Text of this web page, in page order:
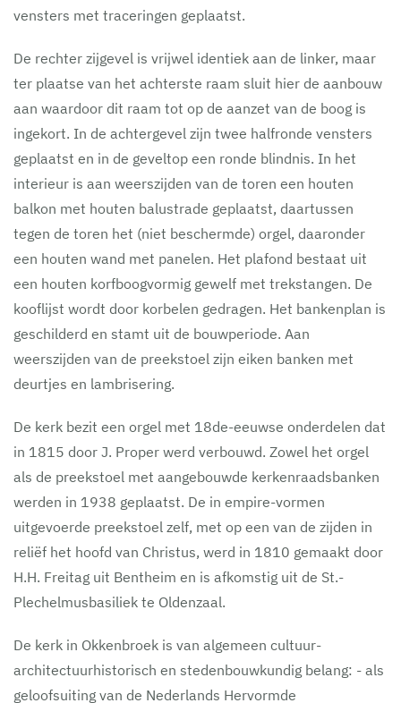
vensters met traceringen geplaatst.
De rechter zijgevel is vrijwel identiek aan de linker, maar
ter plaatse van het achterste raam sluit hier de aanbouw
aan waardoor dit raam tot op de aanzet van de boog is
ingekort. In de achtergevel zijn twee halfronde vensters
geplaatst en in de geveltop een ronde blindnis. In het
interieur is aan weerszijden van de toren een houten
balkon met houten balustrade geplaatst, daartussen
tegen de toren het (niet beschermde) orgel, daaronder
een houten wand met panelen. Het plafond bestaat uit
een houten korfboogvormig gewelf met trekstangen. De
kooflijst wordt door korbelen gedragen. Het bankenplan is
geschilderd en stamt uit de bouwperiode. Aan
weerszijden van de preekstoel zijn eiken banken met
deurtjes en lambrisering.
De kerk bezit een orgel met 18de-eeuwse onderdelen dat
in 1815 door J. Proper werd verbouwd. Zowel het orgel
als de preekstoel met aangebouwde kerkenraadsbanken
werden in 1938 geplaatst. De in empire-vormen
uitgevoerde preekstoel zelf, met op een van de zijden in
reliëf het hoofd van Christus, werd in 1810 gemaakt door
H.H. Freitag uit Bentheim en is afkomstig uit de St.-
Plechelmusbasiliek te Oldenzaal.
De kerk in Okkenbroek is van algemeen cultuur-
architectuurhistorisch en stedenbouwkundig belang: - als
geloofsuiting van de Nederlands Hervormde